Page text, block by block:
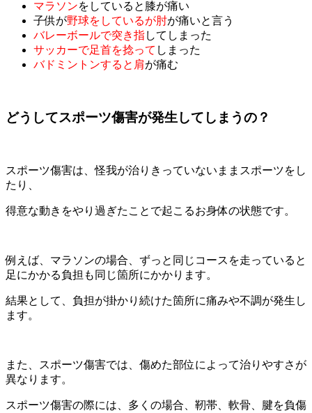
マラソンをしていると膝が痛い
子供が野球をしているが肘が痛いと言う
バレーボールで突き指してしまった
サッカーで足首を捻って しまった
バドミントンすると肩が痛む
どうしてスポーツ傷害が発生してしまうの？
スポーツ傷害は、怪我が治りきっていないままスポーツをし
たり、
得意な動きをやり過ぎたことで起こるお身体の状態です。
例えば、マラソンの場合、ずっと同じコースを走っていると
足にかかる負担も同じ箇所にかかります。
結果として、負担が掛かり続けた箇所に痛みや不調が発生し
ます。
また、スポーツ傷害では、傷めた部位によって治りやすさが
異なります。
スポーツ傷害の際には、多くの場合、靭帯、軟骨、腱を負傷